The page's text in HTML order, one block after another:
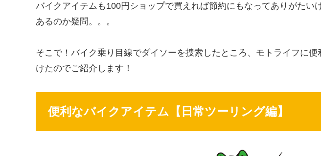
バイクアイテムも100円ショップで買えれば節約にもなってありがたい
あるのか疑問。。。
そこで！バイク乗り目線でダイソーを捜索したところ、モトライフに
けたのでご紹介します！
便利なバイクアイテム【日常ツーリング編】